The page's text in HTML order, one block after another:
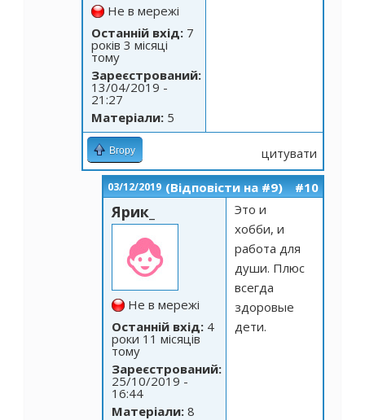
Не в мережі
Останній вхід: 7
років 3 місяці
тому
Зареєстрований:
13/04/2019 -
21:27
Матеріали: 5
Вгору цитувати
03/12/2019 (Відповісти на #9) #10
Ярик_
Не в мережі
Останній вхід: 4
роки 11 місяців
тому
Зареєстрований:
25/10/2019 -
16:44
Матеріали: 8
Это и
хобби, и
работа для
души. Плюс
всегда
здоровые
дети.